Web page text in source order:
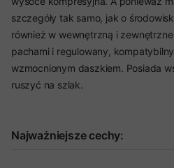
szczegóły tak samo, jak o
również w wewnętrzną i
pachami i regulowany,
wzmocnionym daszkiem. Posiada
ruszyć na szlak.
Najważniejsze cechy: